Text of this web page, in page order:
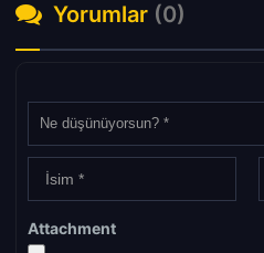
Yorumlar (0)
Attachment